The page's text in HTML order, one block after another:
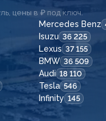
цены в ₽ под ключ.
Mercedes Benz
Isuzu 36 225
Lexus 37 155
BMW 36 509
Audi 18 110
Tesla 546
Infinity 145